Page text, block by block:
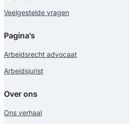
Veelgestelde vragen
Pagina's
Arbeidsrecht advocaat
Arbeidsjurist
Over ons
Ons verhaal